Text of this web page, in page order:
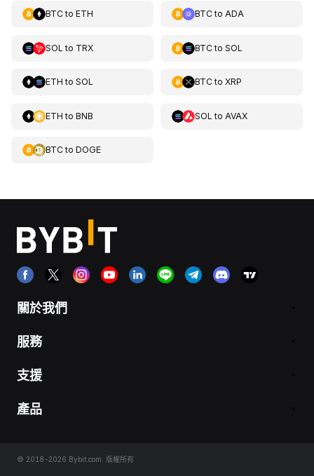
BTCto ETH BTCto ADA
SOL to TRX BTCto SOL
ETH to SOL BTCto XRP
ETH to BNB SOL to AVAX
BTCto DOGE
關於我們
服務
支援
產品
© 2018-2026 Bybit.com. 版權所有